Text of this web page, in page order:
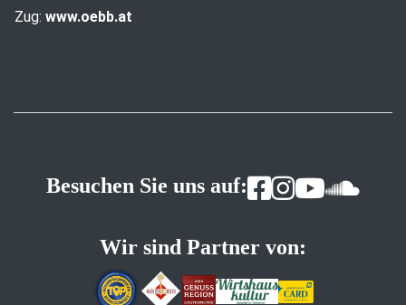
Zug: www.oebb.at
Besuchen Sie uns auf:
Wir sind Partner von: